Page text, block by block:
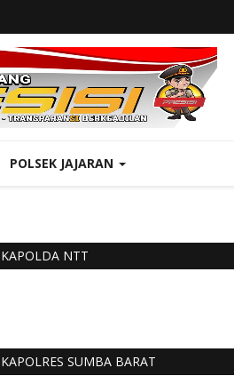
POLSEK JAJARAN
KAPOLDA NTT
KAPOLRES SUMBA BARAT